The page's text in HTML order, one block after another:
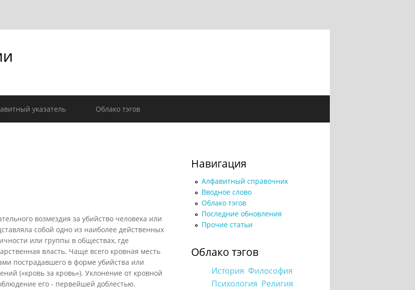
указатель Облако тэгов
возмездия за убийство человека или
собой одно из наиболее действенных
или группы в обществах, где
власть. Чаще всего кровная месть
пострадавшего в форме убийства или
(«кровь за кровь»). Уклонение от кровной
его - первейшей доблестью.
Навигация
Алфавитный справочник
Вводное слово
Облако тэгов
Последние обновления
Прочие статьи
Облако тэгов
История Философия
Психология Религия